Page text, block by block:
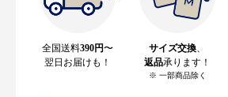
全国送料390円〜
翌日お届けも！
サイズ交換
返品承ります！
※ 一部商品除く